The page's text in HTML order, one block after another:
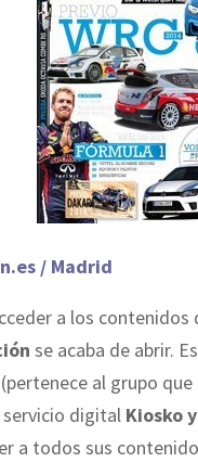
/ Madrid
a los contenidos
se acaba de abrir.
al grupo
servicio digital Kiosko
a todos sus